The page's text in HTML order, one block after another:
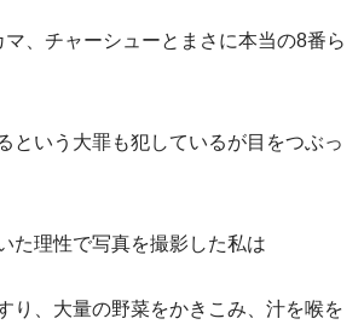
、チャーシューとまさに本当の8番ら
という大罪も犯しているが目をつぶっ
た理性で写真を撮影した私は
り、大量の野菜をかきこみ、汁を喉を